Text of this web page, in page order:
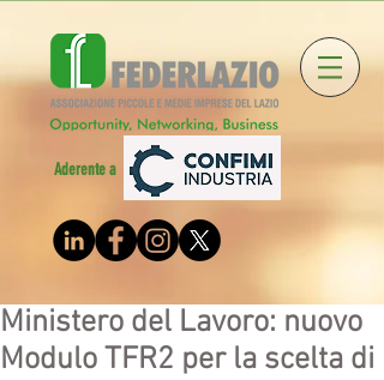
Aderente a
Ministero del Lavoro: nuovo
Modulo TFR2 per la scelta di